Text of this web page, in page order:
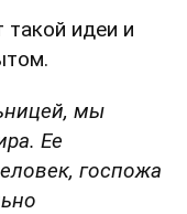
идеи и
мы
Ее
госпожа